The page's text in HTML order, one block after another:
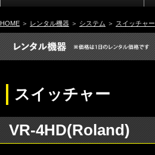
HOME ＞ レンタル機器 ＞ システム ＞ スイッチャー
スイッチャー
VR-4HD(Roland)